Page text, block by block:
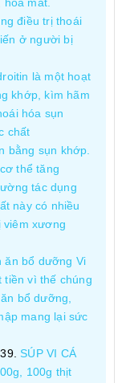
điều trị thoái
ở người bị
là một hoạt
khớp, kìm hãm
hóa sụn
chất
bằng sụn khớp.
thể tăng
tác dụng
này có nhiều
xương
ăn bổ dưỡng Vi
tiền vì thế chúng
bổ dưỡng,
mang lại sức
SÚP VI CÁ
100g thịt